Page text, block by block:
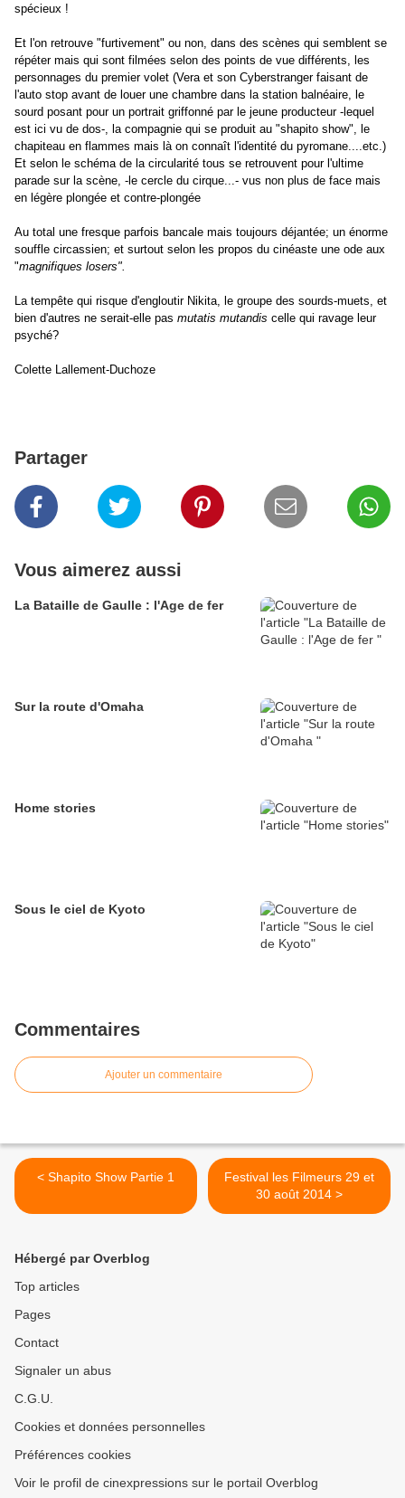
spécieux !
Et l'on retrouve "furtivement" ou non, dans des scènes qui semblent se
répéter mais qui sont filmées selon des points de vue différents, les
personnages du premier volet (Vera et son Cyberstranger faisant de
l'auto stop avant de louer une chambre dans la station balnéaire, le
sourd posant pour un portrait griffonné par le jeune producteur -lequel
est ici vu de dos-, la compagnie qui se produit au "shapito show", le
chapiteau en flammes mais là on connaît l'identité du pyromane....etc.)
Et selon le schéma de la circularité tous se retrouvent pour l'ultime
parade sur la scène, -le cercle du cirque...- vus non plus de face mais
en légère plongée et contre-plongée
Au total une fresque parfois bancale mais toujours déjantée; un énorme
souffle circassien; et surtout selon les propos du cinéaste une ode aux
"magnifiques losers".
La tempête qui risque d'engloutir Nikita, le groupe des sourds-muets, et
bien d'autres ne serait-elle pas mutatis mutandis celle qui ravage leur
psyché?
Colette Lallement-Duchoze
Partager
Vous aimerez aussi
La Bataille de Gaulle : l'Age de fer
Sur la route d'Omaha
Home stories
Sous le ciel de Kyoto
Commentaires
Ajouter un commentaire
< Shapito Show Partie 1
Festival les Filmeurs 29 et
30 août 2014 >
Hébergé par Overblog
Top articles
Pages
Contact
Signaler un abus
C.G.U.
Cookies et données personnelles
Préférences cookies
Voir le profil de cinexpressions sur le portail Overblog